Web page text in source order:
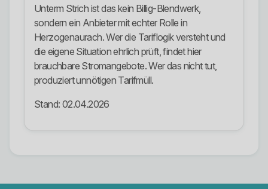
Unterm Strich ist das kein Billig-Blendwerk,
sondern ein Anbieter mit echter Rolle in
Herzogenaurach. Wer die Tariflogik versteht und
die eigene Situation ehrlich prüft, findet hier
brauchbare Stromangebote. Wer das nicht tut,
produziert unnötigen Tarifmüll.
Stand: 02.04.2026